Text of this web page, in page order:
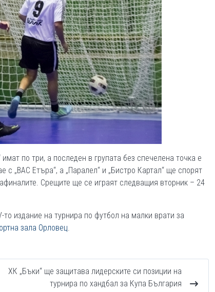
по три, а последен в групата без спечелена точка е
с „ВАС Етъра“, а „Паралел“ и „Бистро Картал“ ще спорят
Срещите ще се играят следващия вторник – 24
издание на турнира по футбол на малки врати за
зала Орловец.
ХК „Бъки“ ще защитава лидерските си позиции на
турнира по хандбал за Купа България